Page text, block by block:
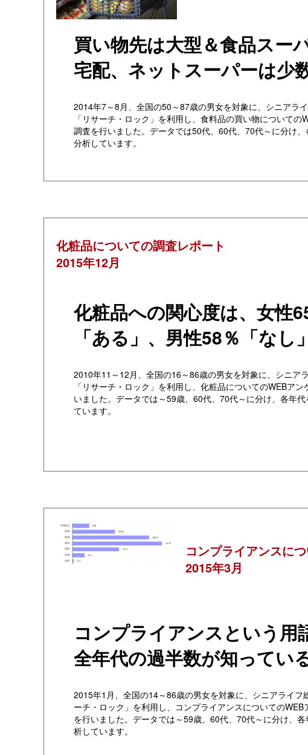
買い物先は大型＆食品スー
宅配、ネットスーパーは少
2014年7～8月、全国の50～87歳の男女を対象に、シニアラ
「リサーチ・ロック」を利用し、食料品の買い物についての
調査を行いました。データでは50代、60代、70代～に分け
分析しています。
化粧品についての調査レポート
2015年12月
化粧品への関心度は、女性
「ある」、男性58％「なし」
2010年11～12月、全国の16～86歳の男女を対象に、シニア
「リサーチ・ロック」を利用し、化粧品についてのWEBア
いました。データでは～59歳、60代、70代～に分け、各年代
ています。
コンプライアンスに
2015年3月
コンプライアンスという用
全年代の過半数が知ってい
2015年1月、全国の14～86歳の男女を対象に、シニアライフ
ーチ・ロック」を利用し、コンプライアンスについてのWEB
を行いました。データでは～59歳、60代、70代～に分け、
析しています。